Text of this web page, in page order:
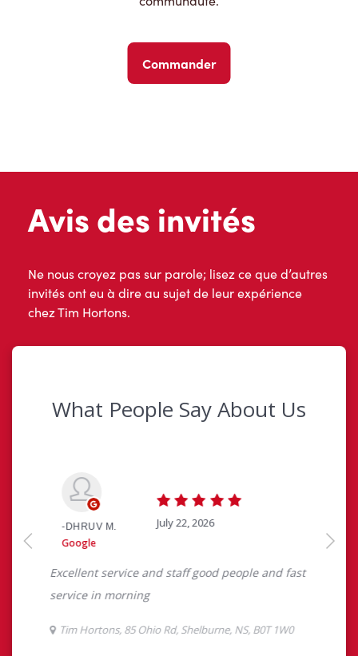
Commander
Avis des invités
Ne nous croyez pas sur parole; lisez ce que d’autres
invités ont eu à dire au sujet de leur expérience
chez Tim Hortons.